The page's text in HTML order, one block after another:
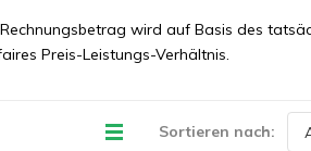
wird auf Basis des
Preis-Leistungs-Verhältnis.
Sortieren nach: